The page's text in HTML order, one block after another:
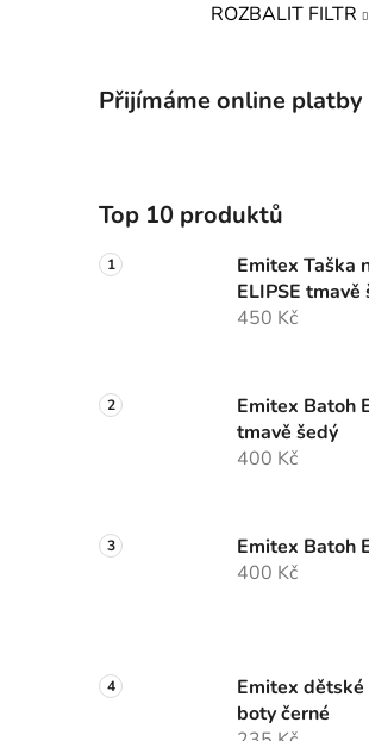
ROZBALIT FILTR
Přijímáme online platby
Top 10 produktů
Emitex Taška
ELIPSE tmavě
450 Kč
Emitex Batoh
tmavě šedý
400 Kč
Emitex Batoh
400 Kč
Emitex dětské
boty černé